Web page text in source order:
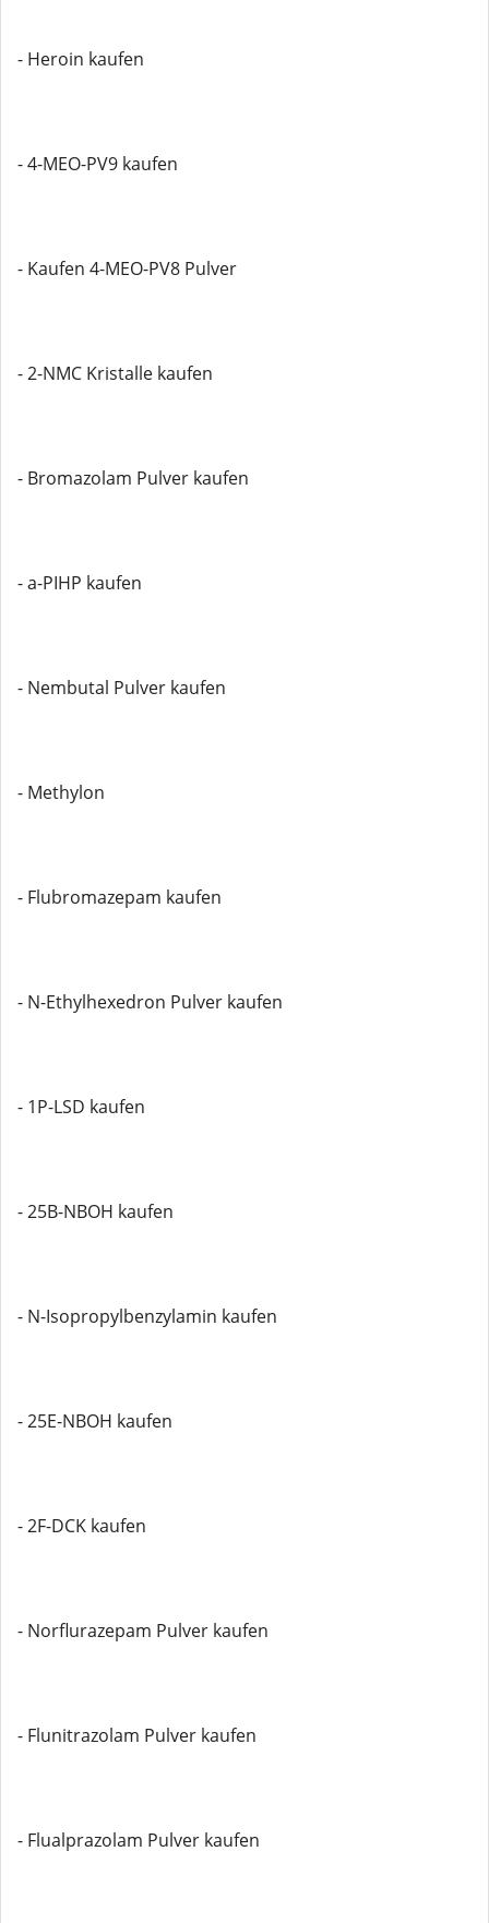
- Heroin kaufen
- 4-MEO-PV9 kaufen
- Kaufen 4-MEO-PV8 Pulver
- 2-NMC Kristalle kaufen
- Bromazolam Pulver kaufen
- a-PIHP kaufen
- Nembutal Pulver kaufen
- Methylon
- Flubromazepam kaufen
- N-Ethylhexedron Pulver kaufen
- 1P-LSD kaufen
- 25B-NBOH kaufen
- N-Isopropylbenzylamin kaufen
- 25E-NBOH kaufen
- 2F-DCK kaufen
- Norflurazepam Pulver kaufen
- Flunitrazolam Pulver kaufen
- Flualprazolam Pulver kaufen